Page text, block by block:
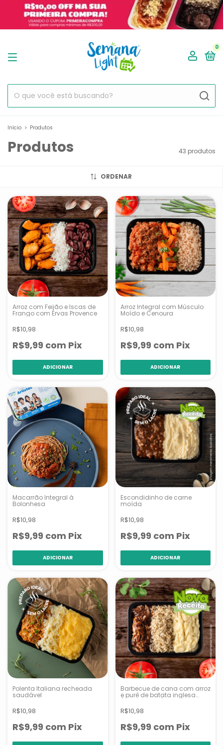
0
Início > Produtos
Produtos 43 produtos
ORDENAR
Arroz com Feijão e Iscas de
Frango com Ervas Provence
R$10,98
R$9,99 com Pix
Arroz Integral com Músculo
Moído e Cenoura
R$10,98
R$9,99 com Pix
Macarrão Integral à
Bolonhesa
R$10,98
R$9,99 com Pix
Escondidinho de carne
moída
R$10,98
R$9,99 com Pix
Polenta Italiana recheada
saudável
R$10,98
R$9,99 com Pix
Barbecue de cana com arroz
e purê de batata inglesa
R$10,98
R$9,99 com Pix